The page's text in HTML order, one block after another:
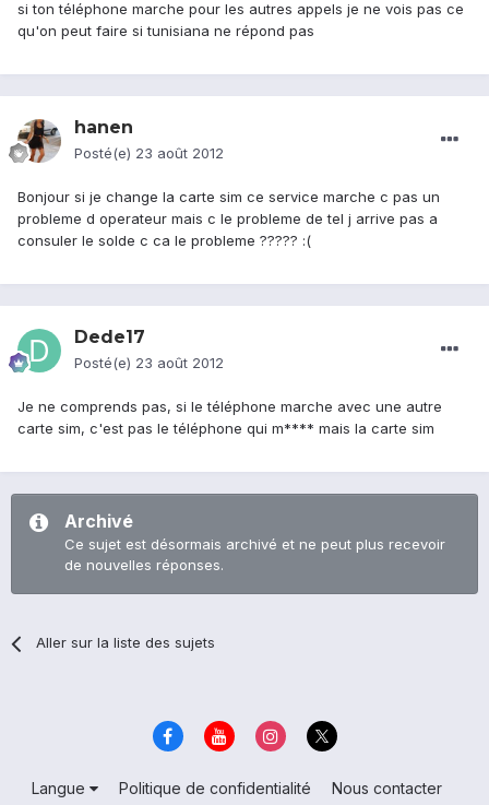
si ton téléphone marche pour les autres appels je ne vois pas ce
qu'on peut faire si tunisiana ne répond pas
hanen
Posté(e) 23 août 2012
Bonjour si je change la carte sim ce service marche c pas un
probleme d operateur mais c le probleme de tel j arrive pas a
consuler le solde c ca le probleme ????? :(
Dede17
Posté(e) 23 août 2012
Je ne comprends pas, si le téléphone marche avec une autre
carte sim, c'est pas le téléphone qui m**** mais la carte sim
Archivé
Ce sujet est désormais archivé et ne peut plus recevoir
de nouvelles réponses.
Aller sur la liste des sujets
Langue Politique de confidentialité
Nous contacter